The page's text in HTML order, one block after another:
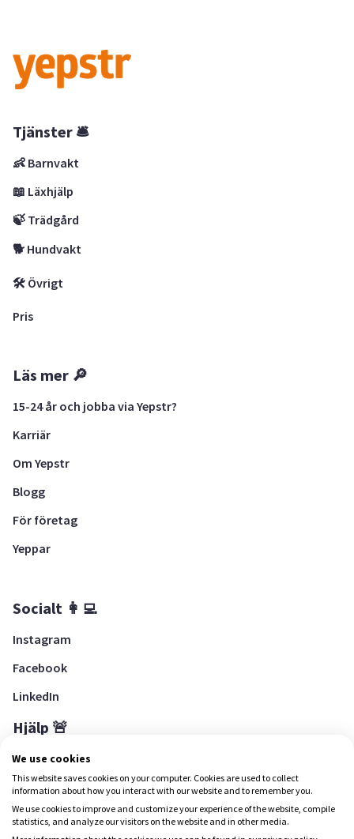
Tjänster 🛎
👶 Barnvakt
📖 Läxhjälp
🍃 Trädgård
🐕 Hundvakt
🛠 Övrigt
Pris
Läs mer 🔎
15-24 år och jobba via Yepstr?
Karriär
Om Yepstr
Blogg
För företag
Yeppar
Socialt 👩‍💻
Instagram
Facebook
LinkedIn
Hjälp 🚨
Hjälpcenter
Ladda ned Yepstr
We use cookies
This website saves cookies on your computer. Cookies are used to collect
information about how you interact with our website and to remember you.
We use cookies to improve and customize your experience of the website, compile
statistics, and analyze our visitors on the website and in other media.